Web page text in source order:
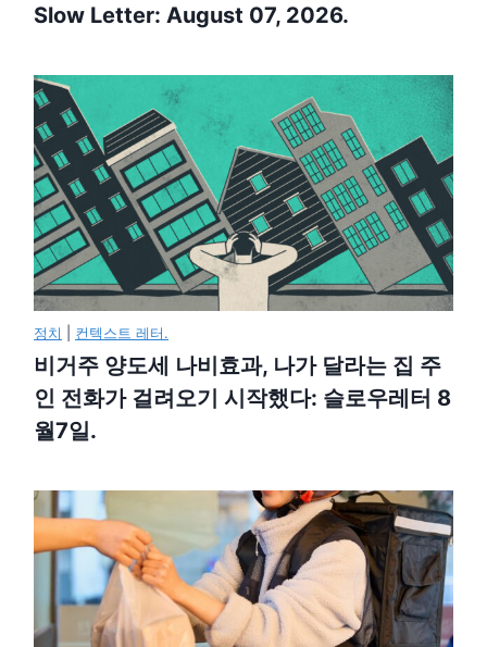
Slow Letter: August 07, 2026.
정치 컨텍스트 레터.
비거주 양도세 나비효과, 나가 달라는 집 주
인 전화가 걸려오기 시작했다: 슬로우레터 8
월7일.